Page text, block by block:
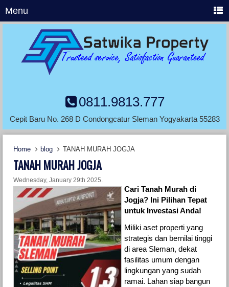
Menu
0811.9813.777
Cepit Baru No. 268 D Condongcatur Sleman Yogyakarta 55283
Home blog TANAH MURAH JOGJA
TANAH MURAH JOGJA
Wednesday, January 29th 2025.
Cari Tanah Murah di
Jogja? Ini Pilihan Tepat
untuk Investasi Anda!
Miliki aset properti yang
strategis dan bernilai tinggi
di area Sleman, dekat
fasilitas umum dengan
lingkungan yang sudah
ramai. Lahan siap bangun